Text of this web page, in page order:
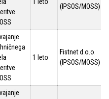
(IPSOS/MOSS)
1 leto
Fistnet d.o.o.
(IPSOS/MOSS)